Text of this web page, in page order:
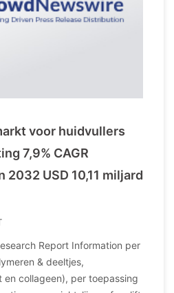
voor huidvullers
7,9% CAGR
2032 USD 10,11 miljard
Report Information per
& deeltjes,
collageen), per toepassing